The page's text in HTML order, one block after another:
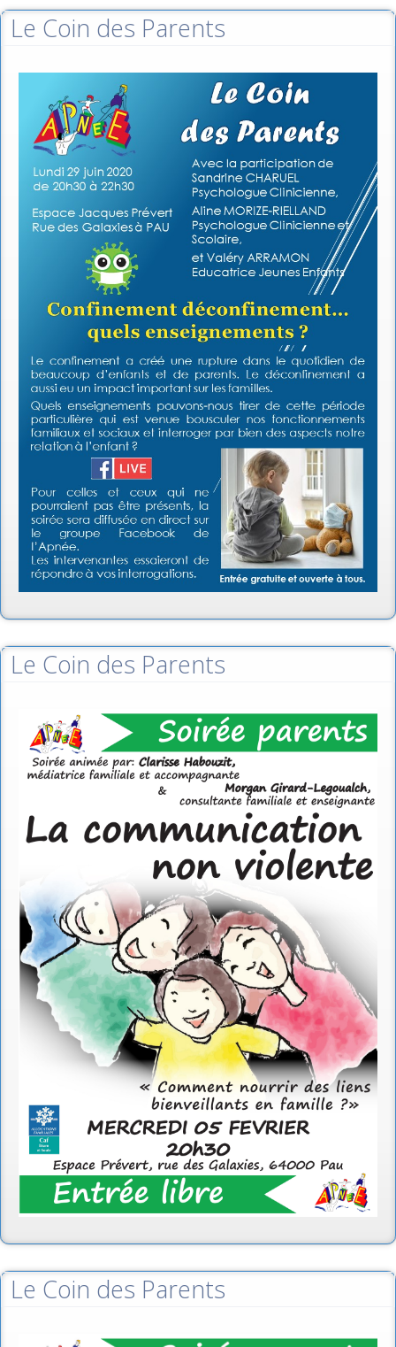
Le Coin des Parents
Le Coin des Parents
Le Coin des Parents